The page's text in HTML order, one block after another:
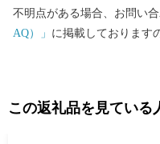
不明点がある場合、お問い
AQ）」 に掲載しております
この返礼品を見ている